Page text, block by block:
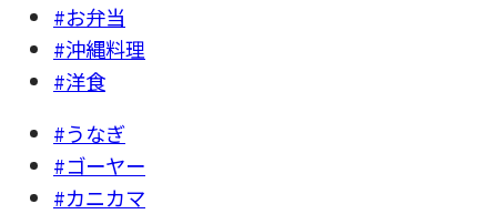
#お弁当
#沖縄料理
#洋食
#うなぎ
#ゴーヤー
#カニカマ